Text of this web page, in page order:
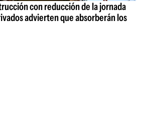
con reducción de la jornada
advierten que absorberán los